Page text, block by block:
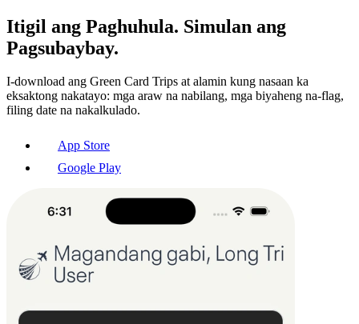
Itigil ang Paghuhula. Simulan ang
Pagsubaybay.
I-download ang Green Card Trips at alamin kung nasaan ka
eksaktong nakatayo: mga araw na nabilang, mga biyaheng na-flag,
filing date na nakalkulado.
App Store
Google Play